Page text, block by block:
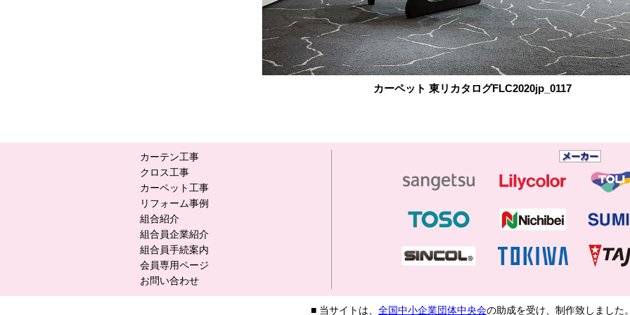
カーペット 東リカタログFLC2020jp_0117
カーテン工事
クロス工事
カーペット工事
リフォーム事例
組合紹介
組合員企業紹介
組合員手続案内
会員専用ページ
お問い合わせ
■ 当サイトは、 全国中小企業団体中央会の助成を受け、制作致しました